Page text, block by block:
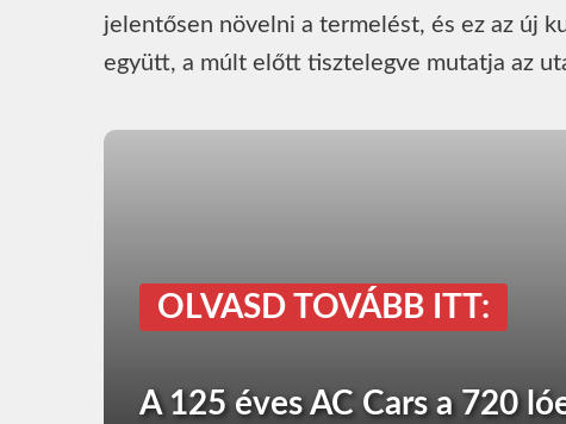
jelentősen növelni a termelést, és ez az új
együtt, a múlt előtt tisztelegve mutatja az
OLVASD TOVÁBB ITT:
A 125 éves AC Cars a 720